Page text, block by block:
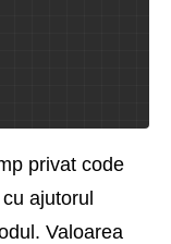
privat code
ajutorul
Valoarea